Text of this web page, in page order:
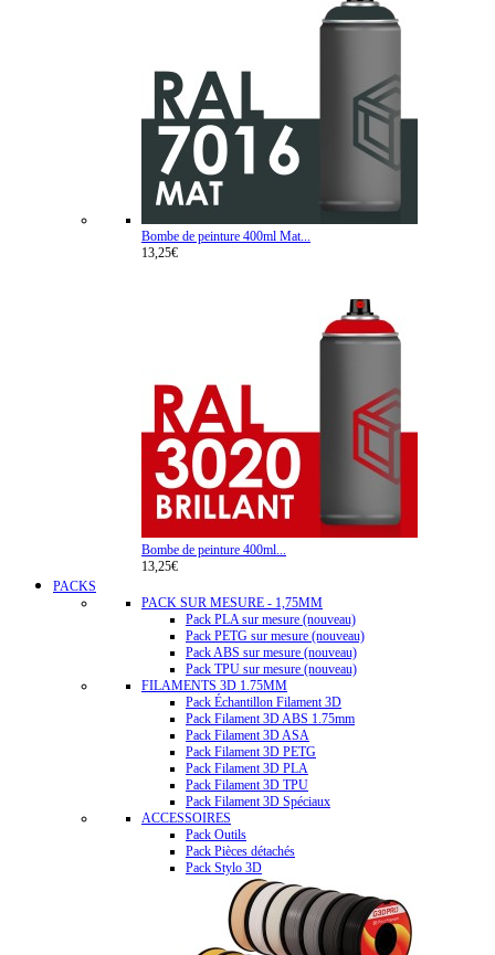
Bombe de peinture 400ml Mat...
13,25€
Bombe de peinture 400ml...
13,25€
PACKS
PACK SUR MESURE - 1,75MM
Pack PLA sur mesure (nouveau)
Pack PETG sur mesure (nouveau)
Pack ABS sur mesure (nouveau)
Pack TPU sur mesure (nouveau)
FILAMENTS 3D 1.75MM
Pack Échantillon Filament 3D
Pack Filament 3D ABS 1.75mm
Pack Filament 3D ASA
Pack Filament 3D PETG
Pack Filament 3D PLA
Pack Filament 3D TPU
Pack Filament 3D Spéciaux
ACCESSOIRES
Pack Outils
Pack Pièces détachés
Pack Stylo 3D